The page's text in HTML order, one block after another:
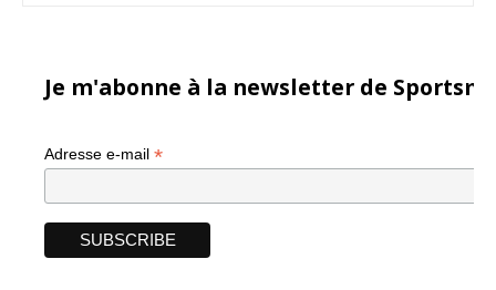
Je m'abonne à la newsletter de
Adresse e-mail *